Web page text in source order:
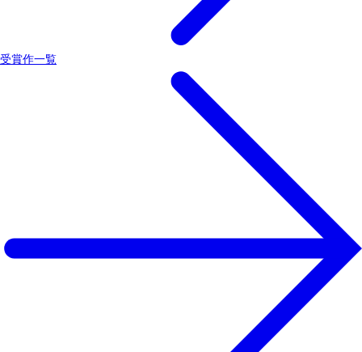
受賞作一覧